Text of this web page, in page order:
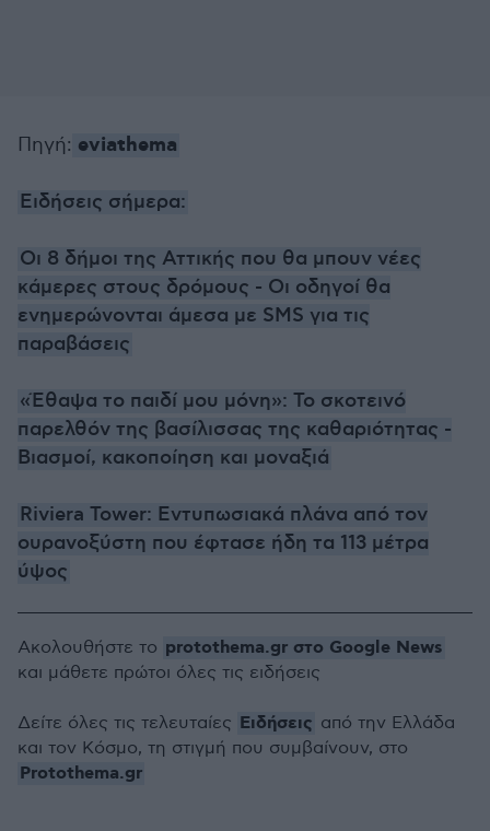
Πηγή: eviathema
Ειδήσεις σήμερα:
Οι 8 δήμοι της Αττικής που θα μπουν νέες
κάμερες στους δρόμους - Οι οδηγοί θα
ενημερώνονται άμεσα με SMS για τις
παραβάσεις
«Έθαψα το παιδί μου μόνη»: Το σκοτεινό
παρελθόν της βασίλισσας της καθαριότητας -
Bιασμοί, κακοποίηση και μοναξιά
Riviera Tower: Εντυπωσιακά πλάνα από τον
ουρανοξύστη που έφτασε ήδη τα 113 μέτρα
ύψος
Ακολουθήστε το protothema.gr στο Google News
και μάθετε πρώτοι όλες τις ειδήσεις
Δείτε όλες τις τελευταίες Ειδήσεις από την Ελλάδα
και τον Κόσμο, τη στιγμή που συμβαίνουν, στο
Protothema.gr